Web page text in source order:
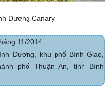
Dương Canary
11/2014.
Dương, khu phố Bình Giao,
phố Thuận An, tỉnh Bình